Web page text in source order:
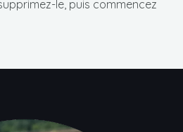
le, puis commencez